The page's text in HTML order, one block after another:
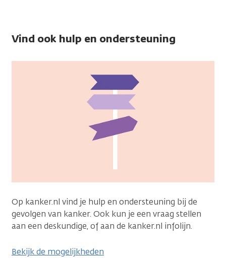
Vind ook hulp en ondersteuning
Op kanker.nl vind je hulp en ondersteuning bij de
gevolgen van kanker. Ook kun je een vraag stellen
aan een deskundige, of aan de kanker.nl infolijn.
Bekijk de mogelijkheden